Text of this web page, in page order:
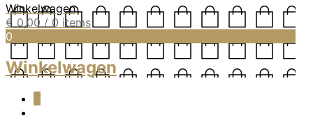
Winkelwagen
€ 0,00 / 0 items
0
Winkelwagen